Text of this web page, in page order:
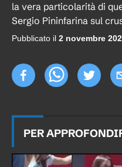
la vera particolarità di
Sergio Pininfarina sul
Pubblicato il 2 novembre
PER